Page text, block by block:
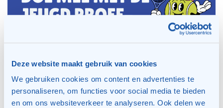
Deze website maakt gebruik van cookies
We gebruiken cookies om content en advertenties te
personaliseren, om functies voor social media te bieden
en om ons websiteverkeer te analyseren. Ook delen we